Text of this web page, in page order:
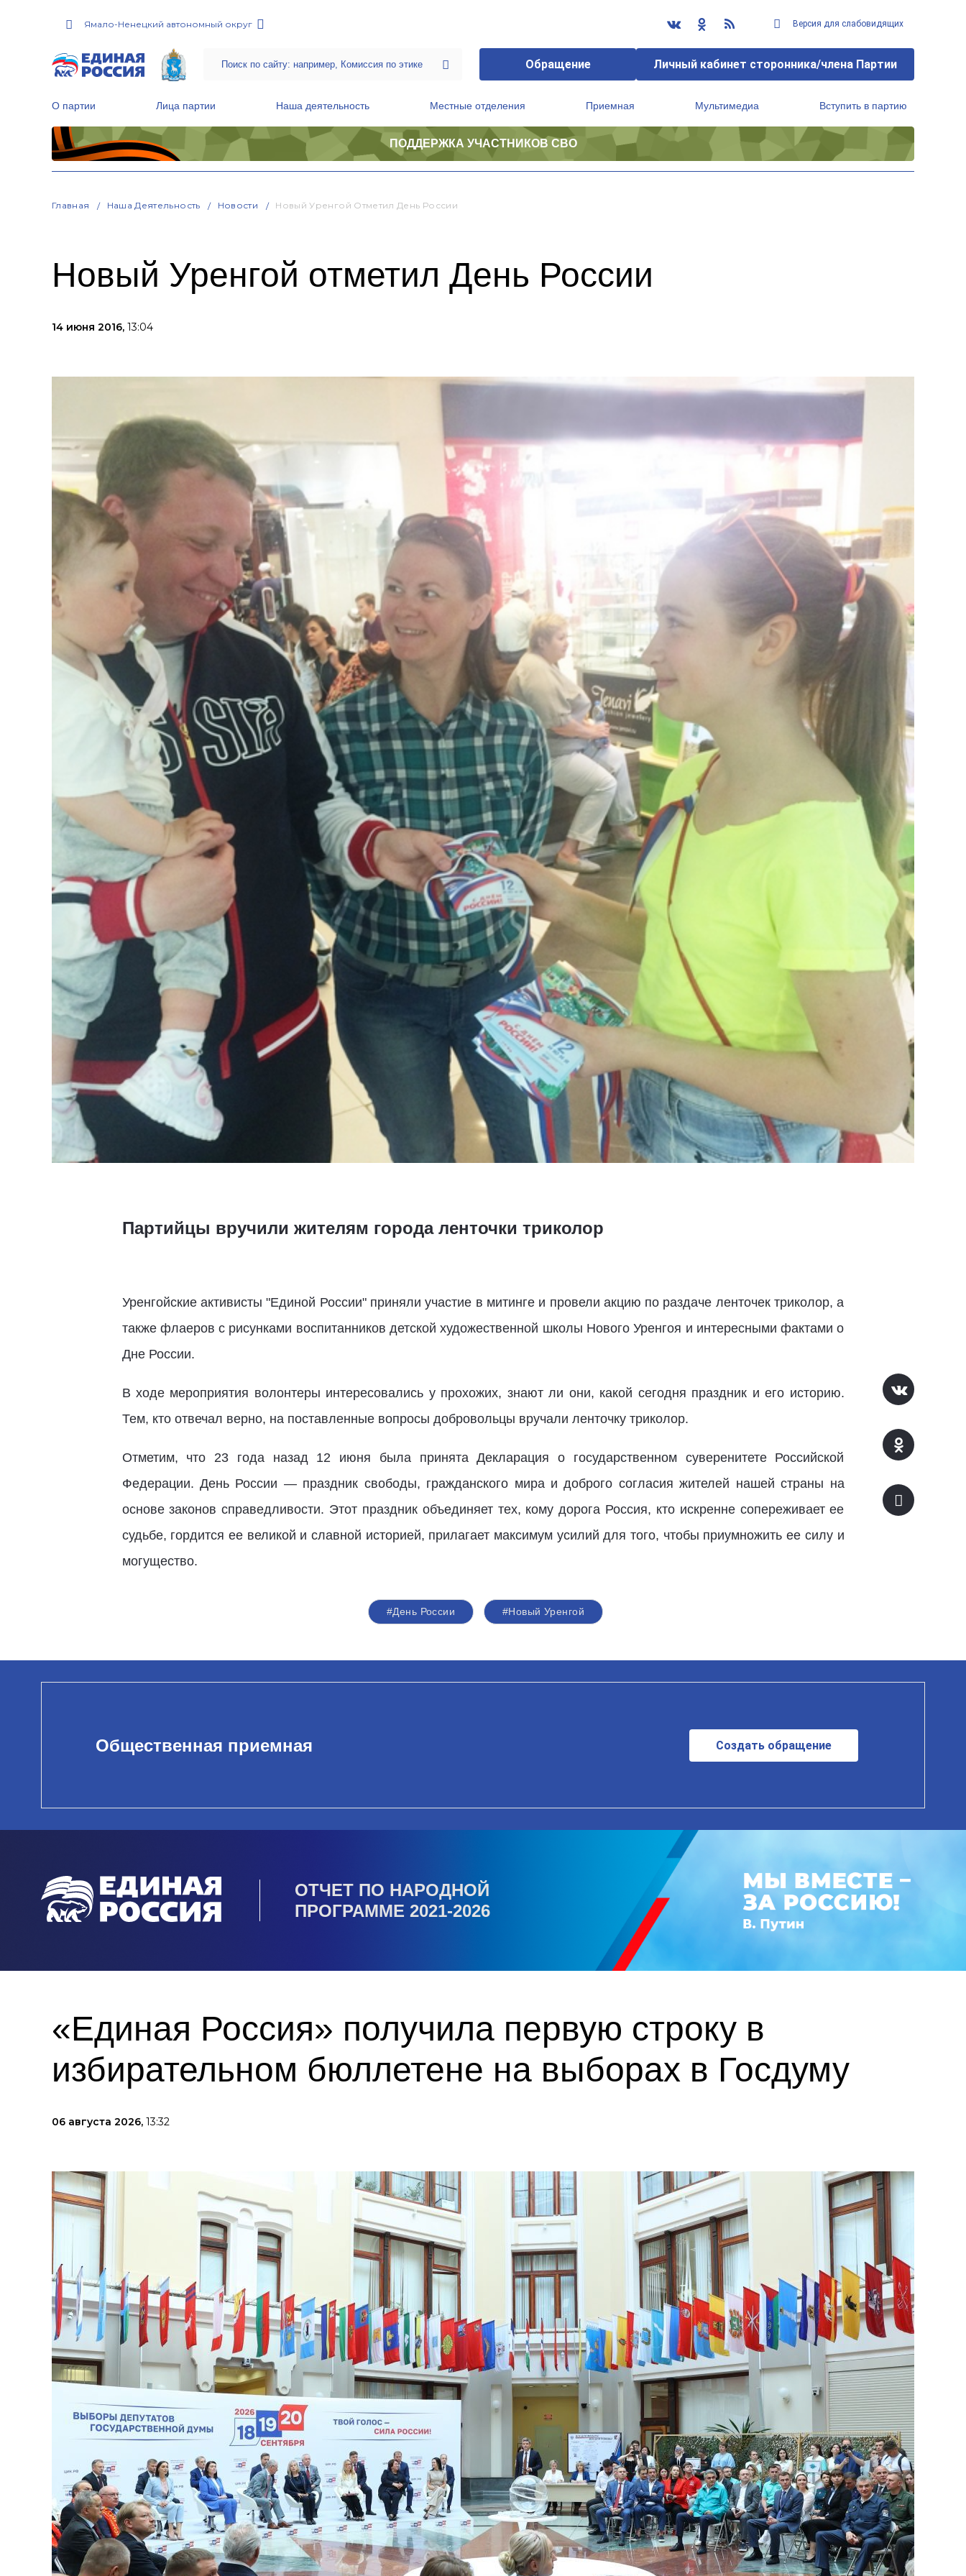
Ямало-Ненецкий автономный округ Версия для слабовидящих
Обращение Личный кабинет сторонника/члена Партии
О партии Лица партии Наша деятельность Местные отделения Приемная Мультимедиа Вступить в партию
ПОДДЕРЖКА УЧАСТНИКОВ СВО
Главная Наша Деятельность Новости Новый Уренгой Отметил День России
Новый Уренгой отметил День России
14 июня 2016, 13:04
Партийцы вручили жителям города ленточки триколор
Уренгойские активисты "Единой России" приняли участие в митинге и провели акцию по раздаче ленточек триколор, а
также флаеров с рисунками воспитанников детской художественной школы Нового Уренгоя и интересными фактами о
Дне России.
В ходе мероприятия волонтеры интересовались у прохожих, знают ли они, какой сегодня праздник и его историю.
Тем, кто отвечал верно, на поставленные вопросы добровольцы вручали ленточку триколор.
Отметим, что 23 года назад 12 июня была принята Декларация о государственном суверенитете Российской
Федерации. День России — праздник свободы, гражданского мира и доброго согласия жителей нашей страны на
основе законов справедливости. Этот праздник объединяет тех, кому дорога Россия, кто искренне сопереживает ее
судьбе, гордится ее великой и славной историей, прилагает максимум усилий для того, чтобы приумножить ее силу и
могущество.
#День России #Новый Уренгой
Общественная приемная Создать обращение
ОТЧЕТ ПО НАРОДНОЙ
ПРОГРАММЕ 2021-2026
«Единая Россия» получила первую строку в
избирательном бюллетене на выборах в Госдуму
06 августа 2026, 13:32